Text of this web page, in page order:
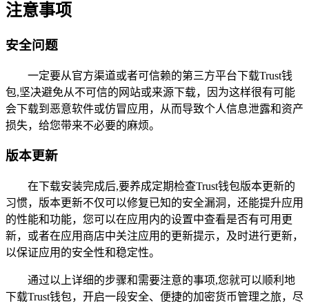
注意事项
安全问题
一定要从官方渠道或者可信赖的第三方平台下载Trust钱
包,坚决避免从不可信的网站或来源下载，因为这样很有可能
会下载到恶意软件或仿冒应用，从而导致个人信息泄露和资产
损失，给您带来不必要的麻烦。
版本更新
在下载安装完成后,要养成定期检查Trust钱包版本更新的
习惯，版本更新不仅可以修复已知的安全漏洞，还能提升应用
的性能和功能，您可以在应用内的设置中查看是否有可用更
新，或者在应用商店中关注应用的更新提示，及时进行更新，
以保证应用的安全性和稳定性。
通过以上详细的步骤和需要注意的事项,您就可以顺利地
下载Trust钱包，开启一段安全、便捷的加密货币管理之旅，尽